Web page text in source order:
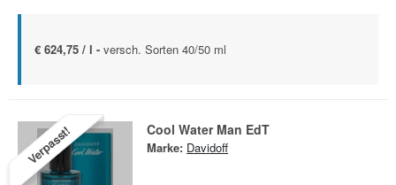
€ 624,75 / l - versch. Sorten 40/50 ml
Verpasst! Cool Water Man EdT
Marke: Davidoff